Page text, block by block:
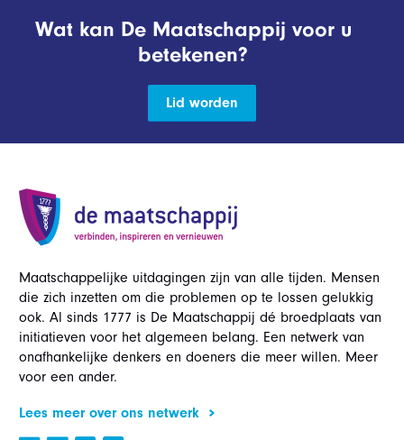
Wat kan De Maatschappij voor u
betekenen?
Lid worden
Maatschappelijke uitdagingen zijn van alle tijden. Mensen
die zich inzetten om die problemen op te lossen gelukkig
ook. Al sinds 1777 is De Maatschappij dé broedplaats van
initiatieven voor het algemeen belang. Een netwerk van
onafhankelijke denkers en doeners die meer willen. Meer
voor een ander.
Lees meer over ons netwerk